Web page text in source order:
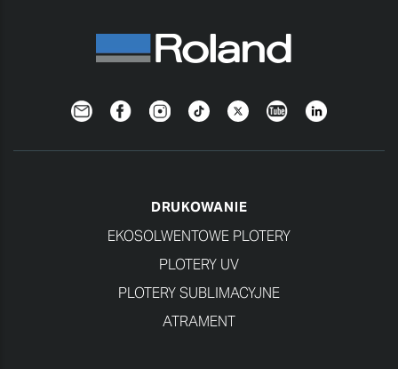
NewsletterFacebookInstagramTikTokTwitterYouTubeLinkedIn
DRUKOWANIE
EKOSOLWENTOWE PLOTERY
PLOTERY UV
PLOTERY SUBLIMACYJNE
ATRAMENT